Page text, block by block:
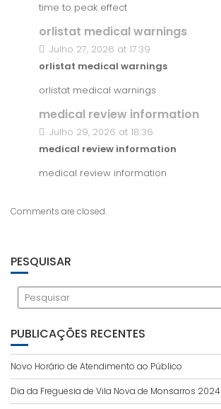
time to peak effect
orlistat medical warnings
Julho 27, 2026 at 17:39
orlistat medical warnings
orlistat medical warnings
medical review information
Julho 29, 2026 at 18:36
medical review information
medical review information
Comments are closed.
PESQUISAR
PUBLICAÇÕES RECENTES
Novo Horário de Atendimento ao Público
Dia da Freguesia de Vila Nova de Monsarros 2024